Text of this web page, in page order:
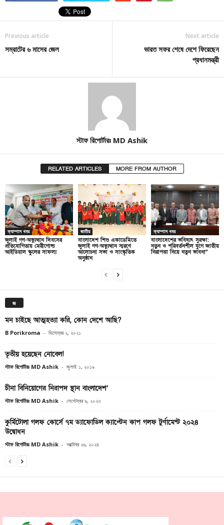
Previous article
সম্রাটের ৬ মাসের জেল
Next article
ভারত সফর শেষে দেশে ফিরেছেন
প্রধানমন্ত্রী
স্টাফ রিপোর্টারঃ MD Ashik
RELATED ARTICLES MORE FROM AUTHOR
ক্যাম্পাস খবর
জুলাই গণ-অভ্যুত্থান দিবসের
প্রতিযোগিতায় মেরীগোল্ড
আইডিয়াল স্কুলের সাফল্য
জাতীয়
বাংলাদেশ শিশু একাডেমিতে
জুলাই গণ-অভ্যুত্থান স্মরণে
আলোচনা সভা ও সাংস্কৃতিক
অনুষ্ঠান
ক্যাম্পাস খবর
বাংলাদেশের ভবিষ্যৎ সুরক্ষা:
নতুন ও পরিবর্তনশীল যুগে জাতীয়
নিরাপত্তা নিয়ে নতুন ভাবনা”
জ
মন চাইছে আত্মহত্যা ক‌রি, কোন দে‌শে আছি?
B Porikroma - ডিসেম্বর ২, ২০২১
তৃতীয় হয়েছেন নোবেল!
স্টাফ রিপোর্টারঃ MD Ashik - জুলাই ১, ২০১৯
চীনা বিনিয়োগের নিরাপদ স্থান বাংলাদেশ’
স্টাফ রিপোর্টারঃ MD Ashik - সেপ্টেম্বর ৯, ২০২৩
কুর্মিটোলা গলফ কোর্সে ৭ম ড্যাফোডিল ক্যাপ্টেন কাপ গলফ টুর্ণামেন্ট ২০২৪
উদ্বোধন
স্টাফ রিপোর্টারঃ MD Ashik - অক্টোবর ২৬, ২০২৪